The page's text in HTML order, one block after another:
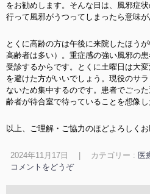
をお勧めします。そんな日は、風邪症
行って風邪がうつってしまったら意味が
とくに高齢の方は午後に来院したほう
高齢者は多い）。重症感の強い風邪の
受診するからです。とくに土曜日は大
を避けた方がいいでしょう。現役のサ
ないため集中するのです。患者でごっ
齢者が待合室で待っていることを想像し
以上、ご理解・ご協力のほどよろしくお
2024年11月17日 カテゴリー : 医
コメントをどうぞ